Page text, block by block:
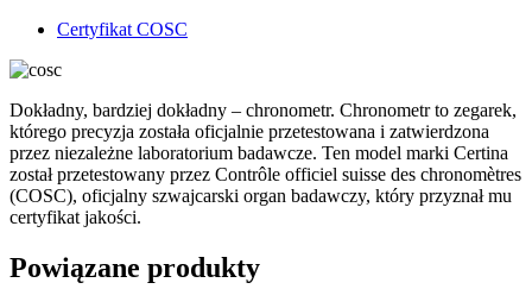
Certyfikat COSC
Dokładny, bardziej dokładny – chronometr. Chronometr to zegarek,
którego precyzja została oficjalnie przetestowana i zatwierdzona
przez niezależne laboratorium badawcze. Ten model marki Certina
został przetestowany przez Contrôle officiel suisse des chronomètres
(COSC), oficjalny szwajcarski organ badawczy, który przyznał mu
certyfikat jakości.
Powiązane produkty